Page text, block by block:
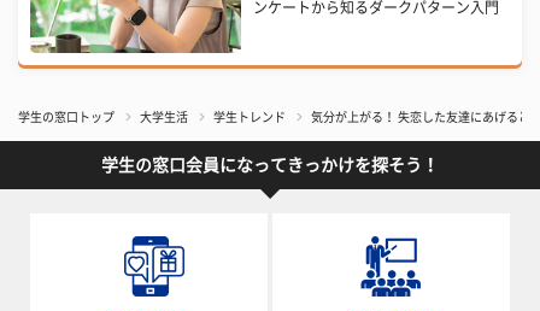
ンケートから知るダークパターン入門
学生の窓口トップ 大学生活 学生トレンド 気分が上がる！ 失恋した友達にあげると
学生の窓口会員になってきっかけを探そう！